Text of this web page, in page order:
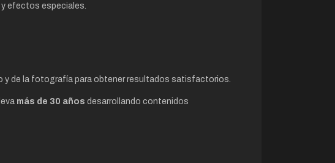
efectos especiales.
y de la fotografía para obtener resultados satisfactorios.
más de 30 años desarrollando contenidos